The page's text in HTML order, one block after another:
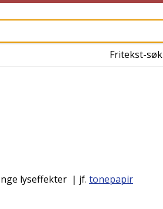
Fritekst-søk
lyseffekter | jf. tonepapir